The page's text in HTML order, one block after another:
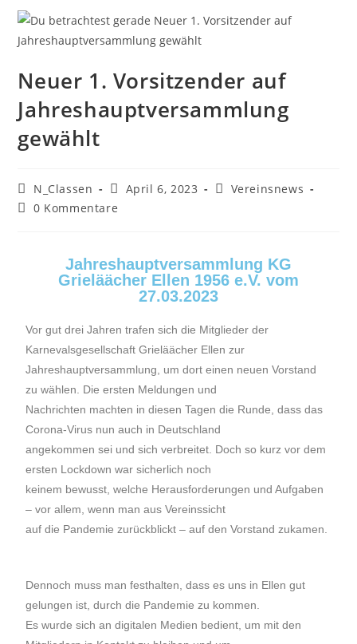
Neuer 1. Vorsitzender auf
Jahreshauptversammlung
gewählt
N_Classen April 6, 2023
Vereinsnews
0 Kommentare
Jahreshauptversammlung KG
Grieläächer Ellen 1956 e.V. vom
27.03.2023
Vor gut drei Jahren trafen sich die Mitglieder der
Karnevalsgesellschaft Grieläächer Ellen zur
Jahreshauptversammlung, um dort einen neuen Vorstand
zu wählen. Die ersten Meldungen und
Nachrichten machten in diesen Tagen die Runde, dass das
Corona-Virus nun auch in Deutschland
angekommen sei und sich verbreitet. Doch so kurz vor dem
ersten Lockdown war sicherlich noch
keinem bewusst, welche Herausforderungen und Aufgaben
– vor allem, wenn man aus Vereinssicht
auf die Pandemie zurückblickt – auf den Vorstand zukamen.
Dennoch muss man festhalten, dass es uns in Ellen gut
gelungen ist, durch die Pandemie zu kommen.
Es wurde sich an digitalen Medien bedient, um mit den